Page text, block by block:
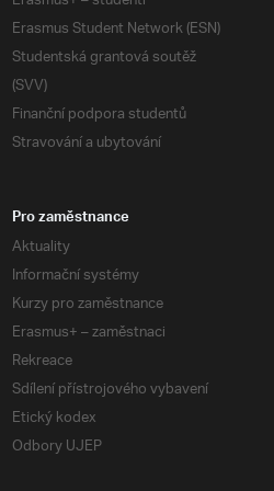
Erasmus Student Network (ESN)
Studentská grantová soutěž
(SVV)
Finanční podpora studentů
Stravování a ubytování
Pro zaměstnance
Aktuality
Informační systémy
Kurzy pro zaměstnance
Erasmus+ – zaměstnaci
Rekreace
Sdílení přístrojového vybavení
Etický kodex
Odbory UJEP